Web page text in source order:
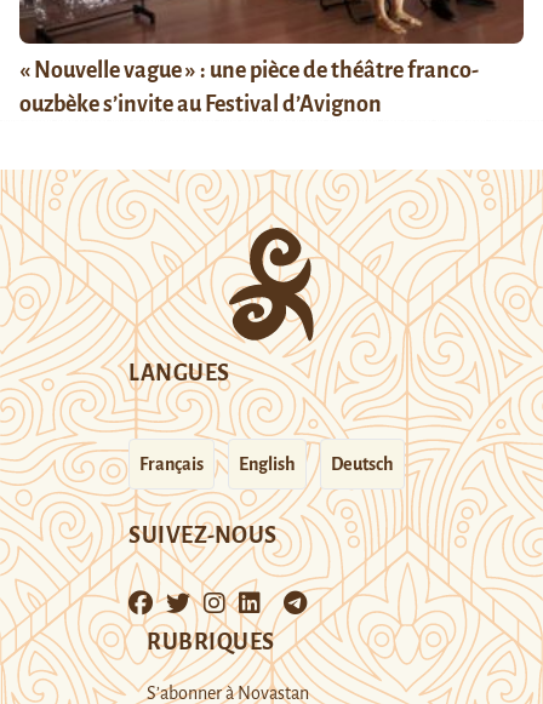
« Nouvelle vague » : une pièce de théâtre franco-
ouzbèke s’invite au Festival d’Avignon
LANGUES
Français English Deutsch
SUIVEZ-NOUS
RUBRIQUES
S’abonner à Novastan